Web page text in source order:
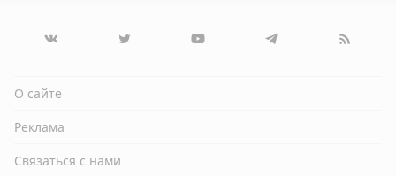
О сайте
Реклама
Связаться с нами